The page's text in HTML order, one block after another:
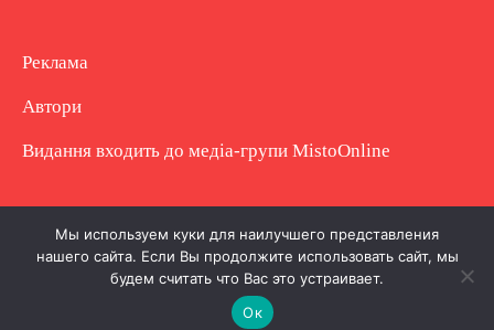
Реклама
Автори
Видання входить до медіа-групи MistoOnline
Copyright © Повне використання матеріалу
заборонено. Частково можна з гіперпосиланням.
Мы используем куки для наилучшего представления
нашего сайта. Если Вы продолжите использовать сайт, мы
будем считать что Вас это устраивает.
Ок